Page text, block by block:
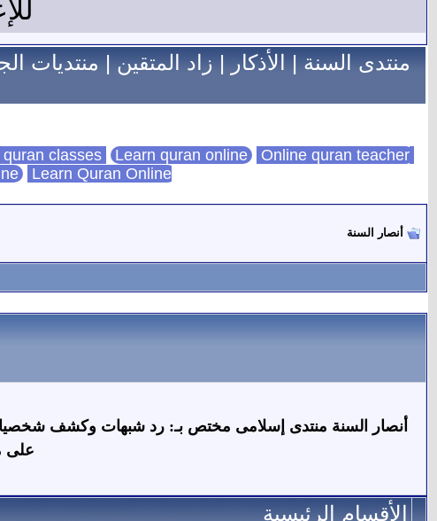
منتدى السنة|الأذكار|زاد المتقين|منتديات
Learn quran online Online quran teacher
Learn Quran Online
أنصار السنة
أنصار السنة منتدى إسلامى مختص بـ: رد شبهات وكشف شخصيات منكرى
على
الأقسام الرئيسية